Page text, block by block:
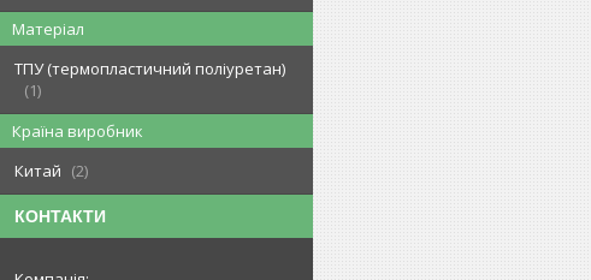
Матеріал
ТПУ (термопластичний поліуретан)
1
Країна виробник
Китай
2
КОНТАКТИ